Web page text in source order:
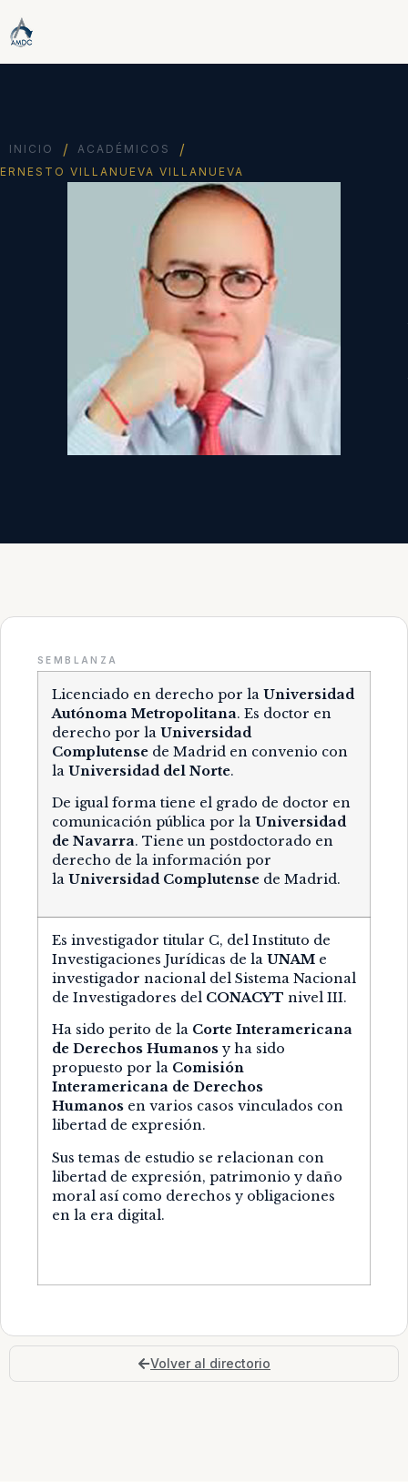
INICIO / ACADÉMICOS /
ERNESTO VILLANUEVA VILLANUEVA
SEMBLANZA
Licenciado en derecho por la Universidad
Autónoma Metropolitana. Es doctor en
derecho por la Universidad
Complutense de Madrid en convenio con
la Universidad del Norte.
De igual forma tiene el grado de doctor en
comunicación pública por la Universidad
de Navarra. Tiene un postdoctorado en
derecho de la información por
la Universidad Complutense de Madrid.
Es investigador titular C, del Instituto de
Investigaciones Jurídicas de la UNAM e
investigador nacional del Sistema Nacional
de Investigadores del CONACYT nivel III.
Ha sido perito de la Corte Interamericana
de Derechos Humanos y ha sido
propuesto por la Comisión
Interamericana de Derechos
Humanos en varios casos vinculados con
libertad de expresión.
Sus temas de estudio se relacionan con
libertad de expresión, patrimonio y daño
moral así como derechos y obligaciones
en la era digital.
Volver al directorio